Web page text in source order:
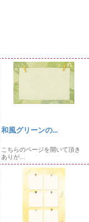
和風グリーンの...
こちらのページを開いて頂き
ありが...